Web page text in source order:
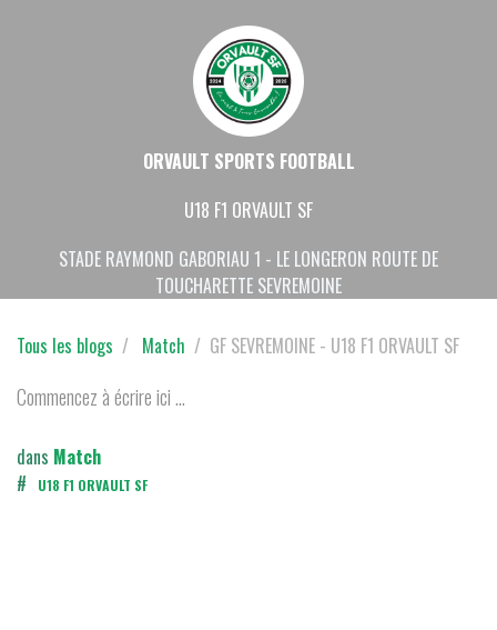
ORVAULT SPORTS FOOTBALL
U18 F1 ORVAULT SF
STADE RAYMOND GABORIAU 1 - LE LONGERON ROUTE DE
TOUCHARETTE SEVREMOINE
Tous les blogs Match GF SEVREMOINE - U18 F1 ORVAULT SF
Commencez à écrire ici ...
dans Match
#
U18 F1 ORVAULT SF